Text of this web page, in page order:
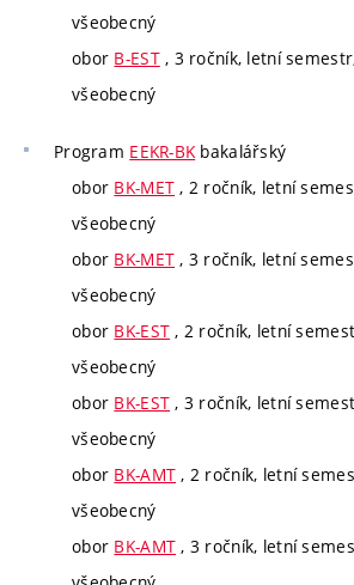
všeobecný
obor B-EST, 3 ročník, letní
všeobecný
Program EEKR-BK bakalářský
obor BK-MET , 2 ročník, letní
všeobecný
obor BK-MET , 3 ročník, letní
všeobecný
obor BK-EST , 2 ročník, letní
všeobecný
obor BK-EST , 3 ročník, letní
všeobecný
obor BK-AMT , 2 ročník, letní
všeobecný
obor BK-AMT , 3 ročník, letní